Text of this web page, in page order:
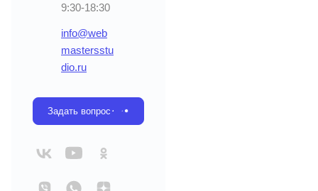
9:30-18:30
info@web
mastersstu
dio.ru
Задать вопрос